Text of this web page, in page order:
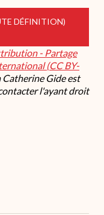
DÉFINITION)
- Partage
(CC BY-
Gide est
l'ayant droit